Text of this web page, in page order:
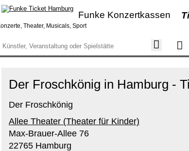
Funke Konzertkassen
Theater, Musicals, Sport
Der Froschkönig in Hamburg -
Der Froschkönig
Allee Theater (Theater für Kinder)
Max-Brauer-Allee 76
22765 Hamburg